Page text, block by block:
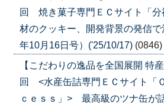
回 焼き菓子専門ＥＣサイト「分
材のクッキー、開発背景の発信
年10月16日号）('25/10/17) (0846)
【こだわりの逸品を全国展開 特
回 <水産缶詰専門ＥＣサイト「
ｃｅｓｓ」> 最高級のツナ缶が